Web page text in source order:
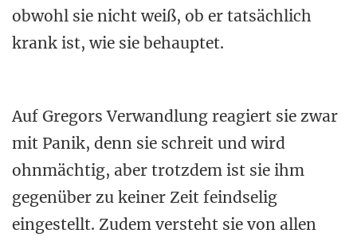
obwohl sie nicht weiß, ob er tatsächlich
krank ist, wie sie behauptet.
Auf Gregors Verwandlung reagiert sie zwar
mit Panik, denn sie schreit und wird
ohnmächtig, aber trotzdem ist sie ihm
gegenüber zu keiner Zeit feindselig
eingestellt. Zudem versteht sie von allen